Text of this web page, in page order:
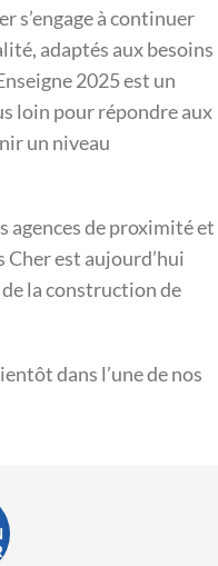
s’engage à continuer
adaptés aux besoins
2025 est un
loin pour répondre aux
un niveau
agences de proximité et
est aujourd’hui
la construction de
dans l’une de nos